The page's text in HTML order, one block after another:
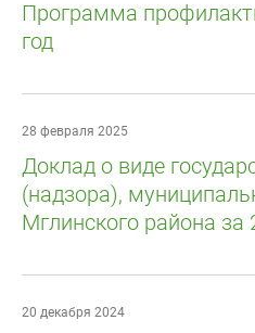
Программа
год
28 февраля 2025
Доклад о виде
(надзора),
Мглинского района за
20 декабря 2024